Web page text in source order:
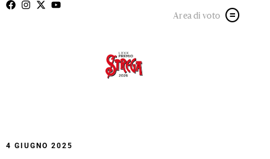
Area di voto
4 GIUGNO 2025